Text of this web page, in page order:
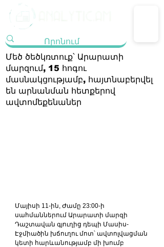
Մեծ ծեծկռտուք՝ Արարատի
մարզում, 15 հոգու
մասնակցությամբ, հայտնաբերվել
են արնանման հետքերով
ավտոմեքենաներ
Մայիսի 11-ին, Ժամը 23:00-ի
սահմաններում Արարատի մարզի
Դաշտավան գյուղից դեպի Մասիս-
Էջմիածին խճուղու մոտ՝ ավտոլվացման
կետի հարևանությամբ մի խումբ